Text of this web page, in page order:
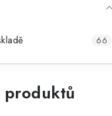
66
produktů